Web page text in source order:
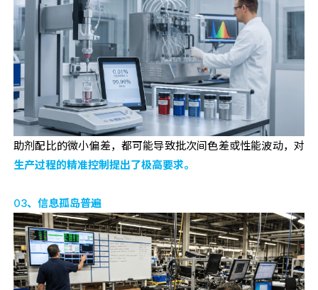
助剂配比的微小偏差，都可能导致批次间色差或性能波动，对
生产过程的精准控制提出了极高要求。
03、信息孤岛普遍